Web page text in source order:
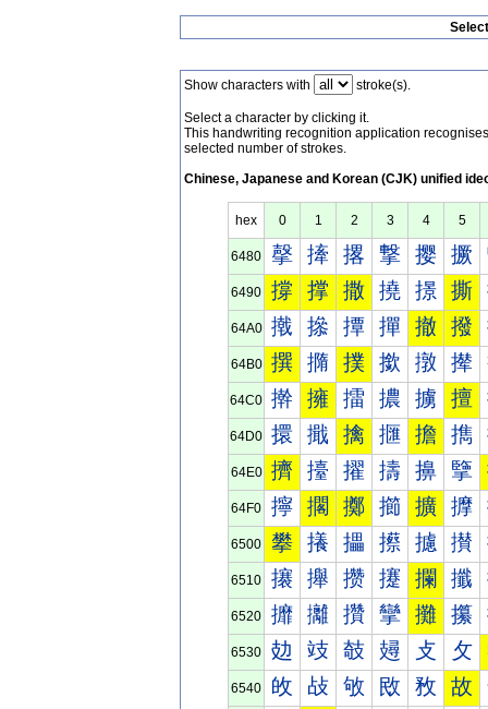
Show characters with stroke(s).
Select a character by clicking it.
This handwriting recognition application
selected number of strokes.
Chinese, Japanese and Korean (CJK) unified
hex 0 1 2 3 4 5
6480 撀 撁 撂 撃 撄 撅
6490 撐 撑 撒 撓 撔 撕
64A0 撠 撡 撢 撣 撤 撥
64B0 撰 撱 撲 撳 撴 撵
64C0 擀 擁 擂 擃 擄 擅
64D0 擐 擑 擒 擓 擔 擕
64E0 擠 擡 擢 擣 擤 擥
64F0 擰 擱 擲 擳 擴 擵
6500 攀 攁 攂 攃 攄 攅
6510 攐 攑 攒 攓 攔 攕
6520 攠 攡 攢 攣 攤 攥
6530 攰 攱 攲 攳 攴 攵
6540 敀 敁 敂 敃 敄 故